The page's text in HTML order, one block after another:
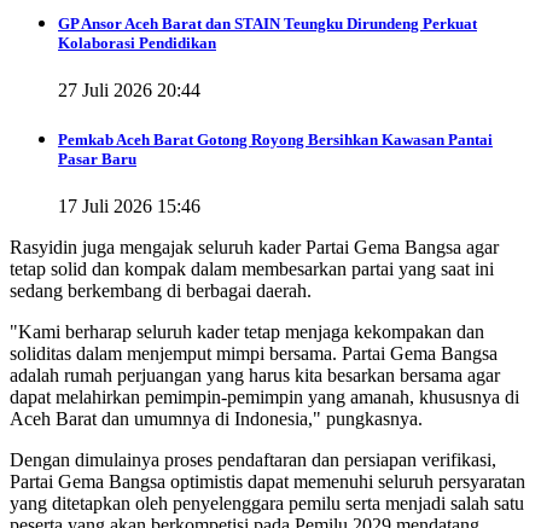
GP Ansor Aceh Barat dan STAIN Teungku Dirundeng Perkuat
Kolaborasi Pendidikan
27 Juli 2026 20:44
Pemkab Aceh Barat Gotong Royong Bersihkan Kawasan Pantai
Pasar Baru
17 Juli 2026 15:46
Rasyidin juga mengajak seluruh kader Partai Gema Bangsa agar
tetap solid dan kompak dalam membesarkan partai yang saat ini
sedang berkembang di berbagai daerah.
"Kami berharap seluruh kader tetap menjaga kekompakan dan
soliditas dalam menjemput mimpi bersama. Partai Gema Bangsa
adalah rumah perjuangan yang harus kita besarkan bersama agar
dapat melahirkan pemimpin-pemimpin yang amanah, khususnya di
Aceh Barat dan umumnya di Indonesia," pungkasnya.
Dengan dimulainya proses pendaftaran dan persiapan verifikasi,
Partai Gema Bangsa optimistis dapat memenuhi seluruh persyaratan
yang ditetapkan oleh penyelenggara pemilu serta menjadi salah satu